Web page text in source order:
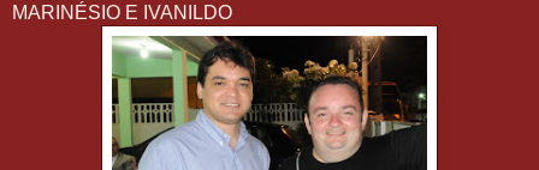
MARINÉSIO E IVANILDO